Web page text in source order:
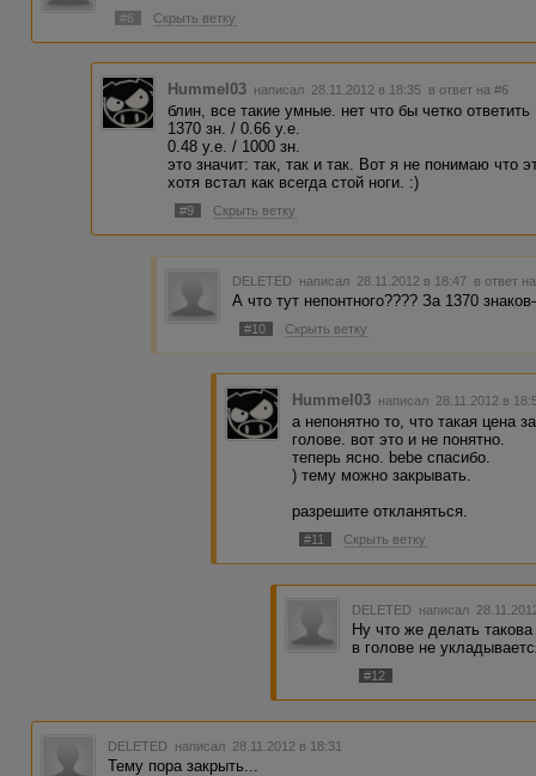
#6 Скрыть ветку
Hummel03 написал 28.11.2012 в 18:35 в ответ на #6
блин, все такие умные. нет что бы четко ответить
1370 зн. / 0.66 у.е.
0.48 у.е. / 1000 зн.
это значит: так, так и так. Вот я не понимаю что
хотя встал как всегда стой ноги. :)
#9 Скрыть ветку
DELETED написал 28.11.2012 в 18:47 в ответ
А что тут непонтного???? За 1370
#10 Скрыть ветку
Hummel03 написал 28.11.2012 в
а непонятно то, что такая цена
голове. вот это и не понятно.
теперь ясно. bebe спасибо.
) тему можно закрывать.
разрешите откланяться.
#11 Скрыть ветку
DELETED написал
Ну что же делать
в голове не
#12
DELETED написал 28.11.2012 в 18:31
Тему пора закрыть...